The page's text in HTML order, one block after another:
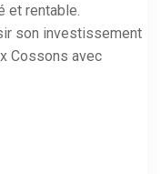
et rentable.
son investissement
Cossons avec